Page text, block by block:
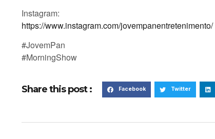
Instagram:
https://www.instagram.com/jovempanentretenimento/
#JovemPan
#MorningShow
Share this post : Facebook Twitter